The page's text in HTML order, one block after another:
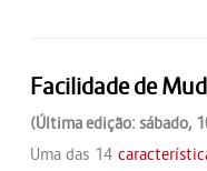
Facilidade de
(Última edição: sábado,
Uma das 14